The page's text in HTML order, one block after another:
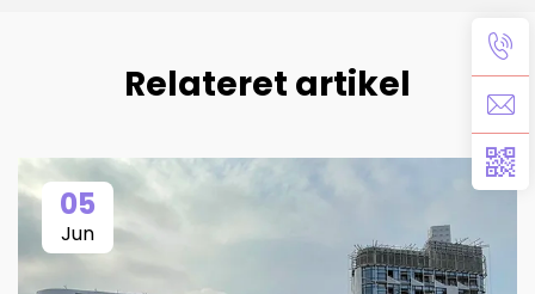
Relateret artikel
05
Jun